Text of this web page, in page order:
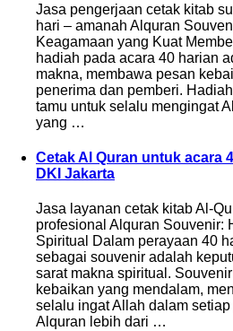
Jasa pengerjaan cetak kitab
hari – amanah Alquran
Keagamaan yang Kuat
hadiah pada acara 40 harian
makna, membawa pesan
penerima dan pemberi.
tamu untuk selalu mengingat
yang …
Cetak Al Quran untuk acara
DKI Jakarta
Jasa layanan cetak kitab Al-
profesional Alquran Souvenir:
Spiritual Dalam perayaan 40
sebagai souvenir adalah
sarat makna spiritual.
kebaikan yang mendalam,
selalu ingat Allah dalam
Alquran lebih dari …